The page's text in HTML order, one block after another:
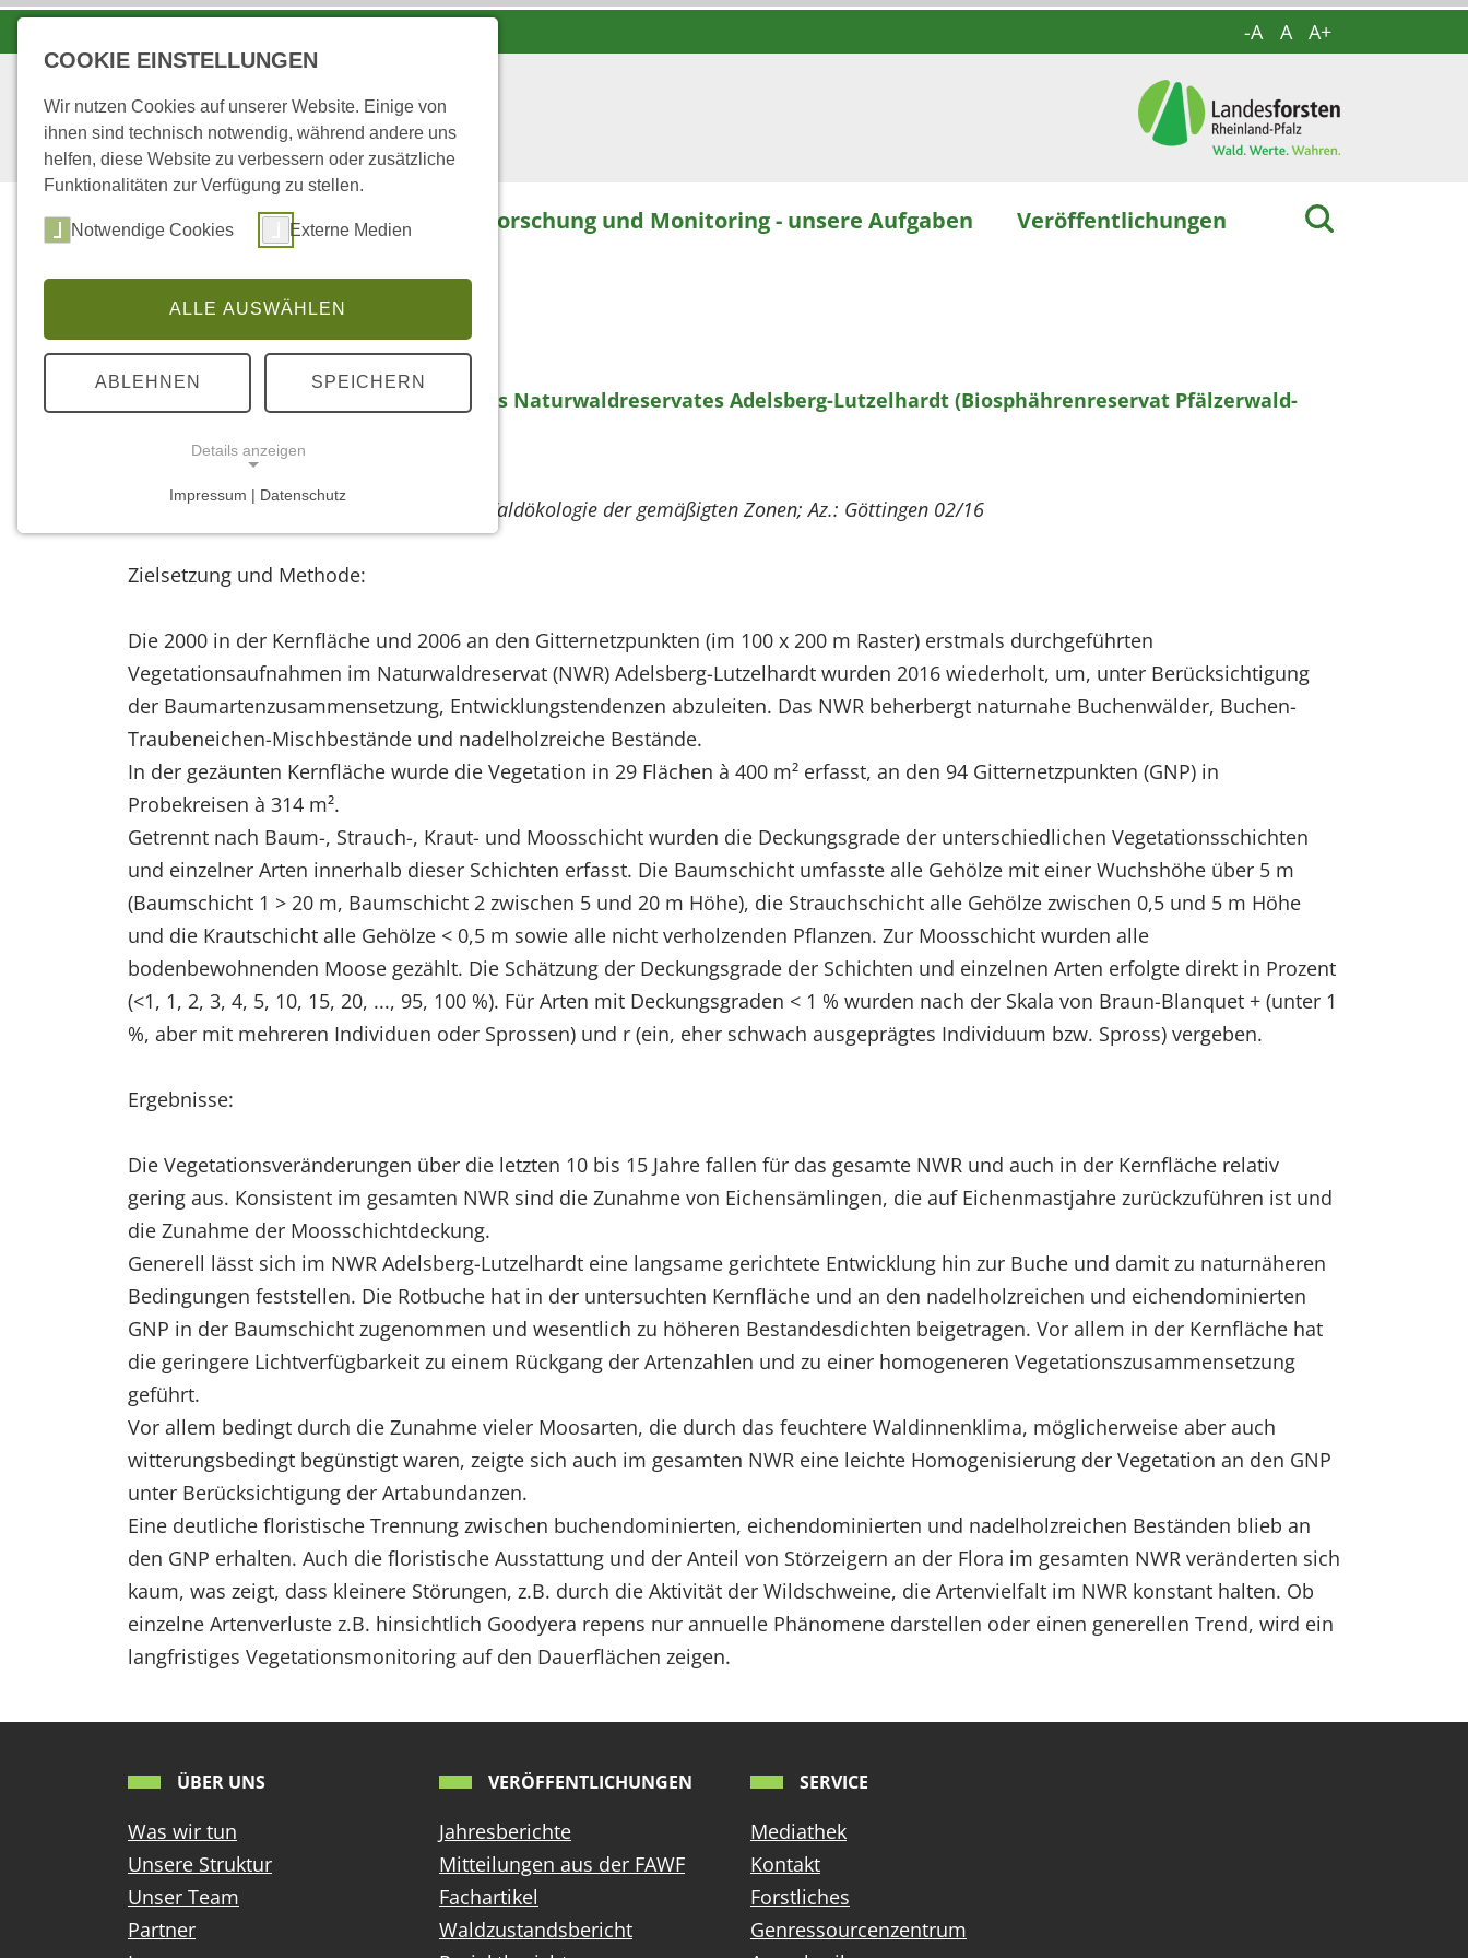
-A A A+
Start Über uns Forschung und Monitoring - unsere Aufgaben Veröffentlichungen
STARTSEITE ... 2
Dynamik der Flora und Vegetation des Naturwaldreservates Adelsberg-Lutzelhardt (Biosphährenreservat Pfälzerwald-
Universität Göttingen, Abt. Waldbau und Waldökologie der gemäßigten Zonen; Az.: Göttingen 02/16
Zielsetzung und Methode:
Die 2000 in der Kernfläche und 2006 an den Gitternetzpunkten (im 100 x 200 m Raster) erstmals durchgeführten
Vegetationsaufnahmen im Naturwaldreservat (NWR) Adelsberg-Lutzelhardt wurden 2016 wiederholt, um, unter Berücksichtigung
der Baumartenzusammensetzung, Entwicklungstendenzen abzuleiten. Das NWR beherbergt naturnahe Buchenwälder, Buchen-
Traubeneichen-Mischbestände und nadelholzreiche Bestände.
In der gezäunten Kernfläche wurde die Vegetation in 29 Flächen à 400 m² erfasst, an den 94 Gitternetzpunkten (GNP) in
Probekreisen à 314 m².
Getrennt nach Baum-, Strauch-, Kraut- und Moosschicht wurden die Deckungsgrade der unterschiedlichen Vegetationsschichten
und einzelner Arten innerhalb dieser Schichten erfasst. Die Baumschicht umfasste alle Gehölze mit einer Wuchshöhe über 5 m
(Baumschicht 1 > 20 m, Baumschicht 2 zwischen 5 und 20 m Höhe), die Strauchschicht alle Gehölze zwischen 0,5 und 5 m Höhe
und die Krautschicht alle Gehölze < 0,5 m sowie alle nicht verholzenden Pflanzen. Zur Moosschicht wurden alle
bodenbewohnenden Moose gezählt. Die Schätzung der Deckungsgrade der Schichten und einzelnen Arten erfolgte direkt in Prozent
(<1, 1, 2, 3, 4, 5, 10, 15, 20, ..., 95, 100 %). Für Arten mit Deckungsgraden < 1 % wurden nach der Skala von Braun-Blanquet + (unter 1
%, aber mit mehreren Individuen oder Sprossen) und r (ein, eher schwach ausgeprägtes Individuum bzw. Spross) vergeben.
Ergebnisse:
Die Vegetationsveränderungen über die letzten 10 bis 15 Jahre fallen für das gesamte NWR und auch in der Kernfläche relativ
gering aus. Konsistent im gesamten NWR sind die Zunahme von Eichensämlingen, die auf Eichenmastjahre zurückzuführen ist und
die Zunahme der Moosschichtdeckung.
Generell lässt sich im NWR Adelsberg-Lutzelhardt eine langsame gerichtete Entwicklung hin zur Buche und damit zu naturnäheren
Bedingungen feststellen. Die Rotbuche hat in der untersuchten Kernfläche und an den nadelholzreichen und eichendominierten
GNP in der Baumschicht zugenommen und wesentlich zu höheren Bestandesdichten beigetragen. Vor allem in der Kernfläche hat
die geringere Lichtverfügbarkeit zu einem Rückgang der Artenzahlen und zu einer homogeneren Vegetationszusammensetzung
geführt.
Vor allem bedingt durch die Zunahme vieler Moosarten, die durch das feuchtere Waldinnenklima, möglicherweise aber auch
witterungsbedingt begünstigt waren, zeigte sich auch im gesamten NWR eine leichte Homogenisierung der Vegetation an den GNP
unter Berücksichtigung der Artabundanzen.
Eine deutliche floristische Trennung zwischen buchendominierten, eichendominierten und nadelholzreichen Beständen blieb an
den GNP erhalten. Auch die floristische Ausstattung und der Anteil von Störzeigern an der Flora im gesamten NWR veränderten sich
kaum, was zeigt, dass kleinere Störungen, z.B. durch die Aktivität der Wildschweine, die Artenvielfalt im NWR konstant halten. Ob
einzelne Artenverluste z.B. hinsichtlich Goodyera repens nur annuelle Phänomene darstellen oder einen generellen Trend, wird ein
langfristiges Vegetationsmonitoring auf den Dauerflächen zeigen.
ÜBER UNS
Was wir tun
Unsere Struktur
Unser Team
Partner
VERÖFFENTLICHUNGEN
Jahresberichte
Mitteilungen aus der FAWF
Fachartikel
Waldzustandsbericht
SERVICE
Mediathek
Kontakt
Forstliches
Genressourcenzentrum
COOKIE EINSTELLUNGEN
Wir nutzen Cookies auf unserer Website. Einige von
ihnen sind technisch notwendig, während andere uns
helfen, diese Website zu verbessern oder zusätzliche
Funktionalitäten zur Verfügung zu stellen.
Notwendige Cookies Externe Medien
ALLE AUSWÄHLEN
ABLEHNEN SPEICHERN
Details anzeigen
Funktionen und sind für die einwandfreie Funktion
Einverständnis-Cookie
cookie_consent
Dieser Cookie speichert die
ausgewählten Einverständnis-
Optionen des Benutzers
Laufzeit:
EXTERNE MEDIEN
Um Inhalte von Videoplattformen und Social Media
diesen externen Medien Cookies gesetzt.
Vimeo
Impressum | Datenschutz